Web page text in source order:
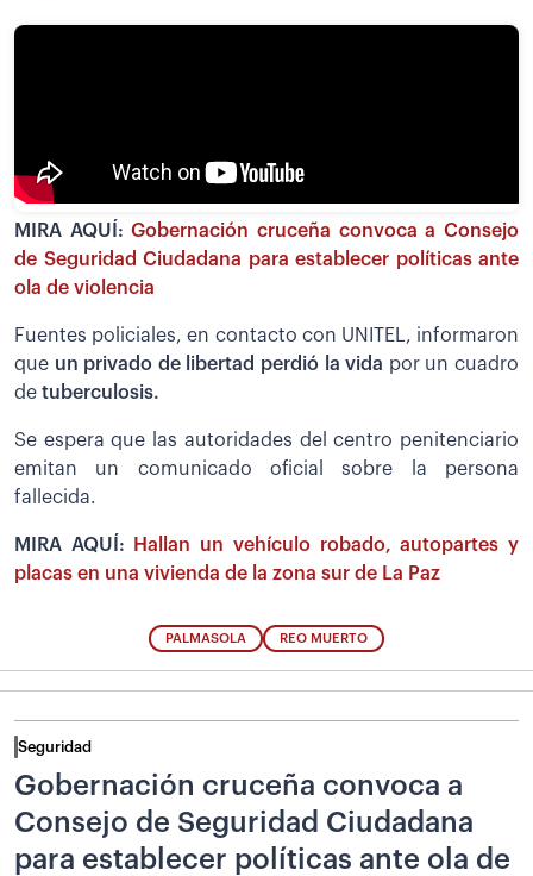
MIRA AQUÍ:Gobernación cruceña convoca a Consejo
de Seguridad Ciudadana para establecer políticas ante
ola de violencia
Fuentes policiales, en contacto con UNITEL, informaron
que un privado de libertad perdió la vida por un cuadro
de tuberculosis.
Se espera que las autoridades del centro penitenciario
emitan un comunicado oficial sobre la persona
fallecida.
MIRA AQUÍ:
Hallan un vehículo robado, autopartes y
placas en una vivienda de la zona sur de La Paz
PALMASOLA REO MUERTO
Seguridad
Gobernación cruceña convoca a
Consejo de Seguridad Ciudadana
para establecer políticas ante ola de